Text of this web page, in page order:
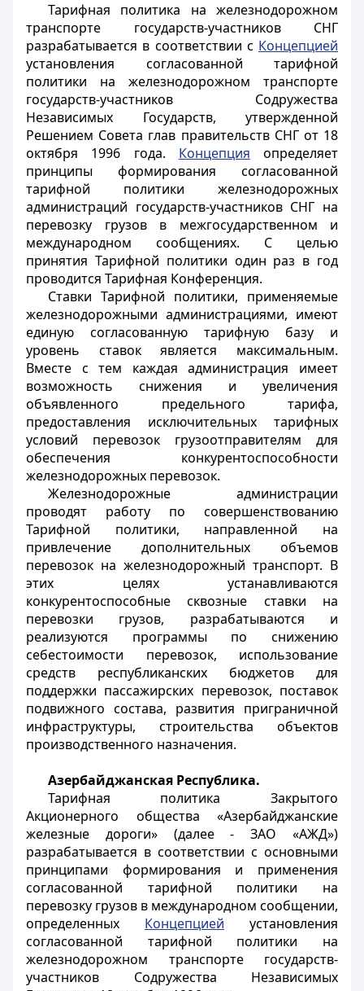
Тарифная политика на железнодорожном
транспорте государств-участников СНГ
разрабатывается в соответствии с Концепцией
установления согласованной тарифной
политики на железнодорожном транспорте
государств-участников Содружества
Независимых Государств, утвержденной
Решением Совета глав правительств СНГ от 18
октября 1996 года. Концепция определяет
принципы формирования согласованной
тарифной политики железнодорожных
администраций государств-участников СНГ на
перевозку грузов в межгосударственном и
международном сообщениях. С целью
принятия Тарифной политики один раз в год
проводится Тарифная Конференция.
Ставки Тарифной политики, применяемые
железнодорожными администрациями, имеют
единую согласованную тарифную базу и
уровень ставок является максимальным.
Вместе с тем каждая администрация имеет
возможность снижения и увеличения
объявленного предельного тарифа,
предоставления исключительных тарифных
условий перевозок грузоотправителям для
обеспечения конкурентоспособности
железнодорожных перевозок.
Железнодорожные администрации
проводят работу по совершенствованию
Тарифной политики, направленной на
привлечение дополнительных объемов
перевозок на железнодорожный транспорт. В
этих целях устанавливаются
конкурентоспособные сквозные ставки на
перевозки грузов, разрабатываются и
реализуются программы по снижению
себестоимости перевозок, использование
средств республиканских бюджетов для
поддержки пассажирских перевозок, поставок
подвижного состава, развития приграничной
инфраструктуры, строительства объектов
производственного назначения.
Азербайджанская Республика.
Тарифная политика Закрытого
Акционерного общества «Азербайджанские
железные дороги» (далее - ЗАО «АЖД»)
разрабатывается в соответствии с основными
принципами формирования и применения
согласованной тарифной политики на
перевозку грузов в международном сообщении,
определенных Концепцией установления
согласованной тарифной политики на
железнодорожном транспорте государств-
участников Содружества Независимых